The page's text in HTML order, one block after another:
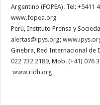
Argentino (FOPEA). Tel:+5411
www.fopea.org
Perú, Instituto Prensa y
alertas@ipys.org;
Ginebra, Red Internacional de
022 732 2189, Mob.(+41) 076
www.ridh.org